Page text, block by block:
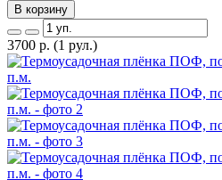
В корзину
3700 р. (1 рул.)